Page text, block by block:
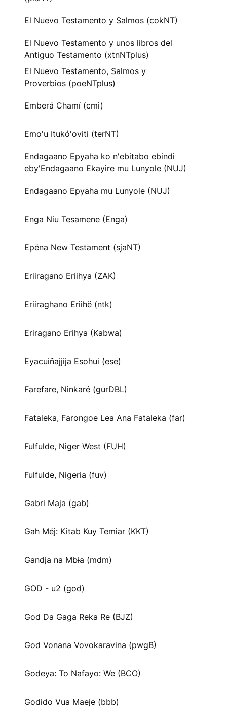
El Nuevo Testamento y Salmos (cokNT)
El Nuevo Testamento y unos libros del
Antiguo Testamento (xtnNTplus)
El Nuevo Testamento, Salmos y
Proverbios (poeNTplus)
Emberá Chamí (cmi)
Emo'u Itukó'oviti (terNT)
Endagaano Epyaha ko n'ebitabo ebindi
eby'Endagaano Ekayire mu Lunyole (NUJ)
Endagaano Epyaha mu Lunyole (NUJ)
Enga Niu Tesamene (Enga)
Epéna New Testament (sjaNT)
Eriiragano Eriihya (ZAK)
Eriiraghano Eriihë (ntk)
Eriragano Erihya (Kabwa)
Eyacuiñajjija Esohui (ese)
Farefare, Ninkaré (gurDBL)
Fataleka, Farongoe Lea Ana Fataleka (far)
Fulfulde, Niger West (FUH)
Fulfulde, Nigeria (fuv)
Gabri Maja (gab)
Gah Méj: Kitab Kuy Temiar (KKT)
Gandja na Mbɨa (mdm)
GOD - u2 (god)
God Da Gaga Reka Re (BJZ)
God Vonana Vovokaravina (pwgB)
Godeya: To Nafayo: We (BCO)
Godido Vua Maeje (bbb)